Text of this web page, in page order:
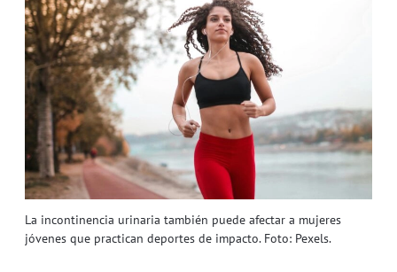
La incontinencia urinaria también puede afectar a mujeres
jóvenes que practican deportes de impacto. Foto: Pexels.